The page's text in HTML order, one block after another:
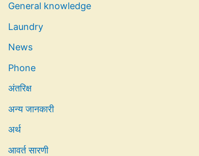
General knowledge
Laundry
News
Phone
अंतरिक्ष
अन्य जानकारी
अर्थ
आवर्त सारणी